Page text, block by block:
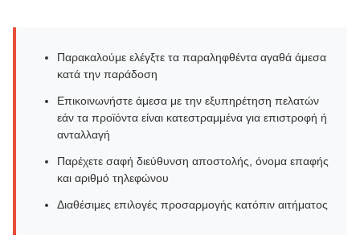
Παρακαλούμε ελέγξτε τα παραληφθέντα αγαθά άμεσα
κατά την παράδοση
Επικοινωνήστε άμεσα με την εξυπηρέτηση πελατών
εάν τα προϊόντα είναι κατεστραμμένα για επιστροφή ή
ανταλλαγή
Παρέχετε σαφή διεύθυνση αποστολής, όνομα επαφής
και αριθμό τηλεφώνου
Διαθέσιμες επιλογές προσαρμογής κατόπιν αιτήματος